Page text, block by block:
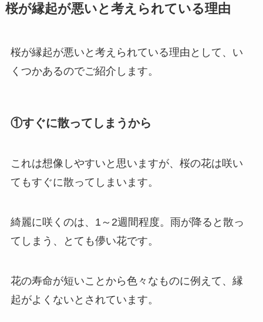
桜が縁起が悪いと考えられている理由
桜が縁起が悪いと考えられている理由として、い
くつかあるのでご紹介します。
①すぐに散ってしまうから
これは想像しやすいと思いますが、桜の花は咲い
てもすぐに散ってしまいます。
綺麗に咲くのは、1～2週間程度。雨が降ると散っ
てしまう、とても儚い花です。
花の寿命が短いことから色々なものに例えて、縁
起がよくないとされています。